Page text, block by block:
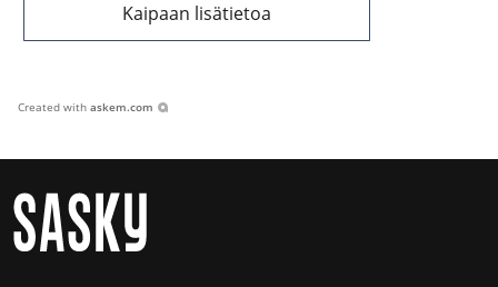
Kaipaan lisätietoa
Created with askem.com